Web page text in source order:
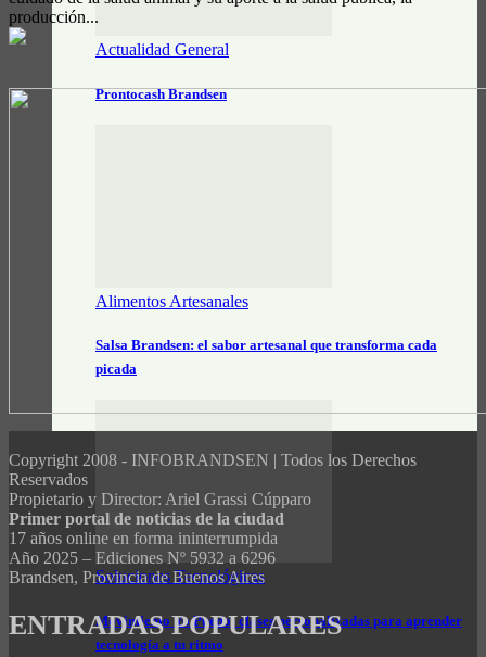
Actualidad General
Prontocash Brandsen
Alimentos Artesanales
Salsa Brandsen: el sabor artesanal que transforma cada
picada
Soluciones Tecnológicas
Movimiento Yo Puedo: clases personalizadas para aprender
tecnología a tu ritmo
producción...
Copyright 2008 - INFOBRANDSEN | Todos los Derechos
Reservados
Propietario y Director: Ariel Grassi Cúpparo
Primer portal de noticias de la ciudad
17 años online en forma ininterrumpida
Año 2025 – Ediciones Nº 5932 a 6296
Brandsen, Provincia de Buenos Aires
ENTRADAS POPULARES